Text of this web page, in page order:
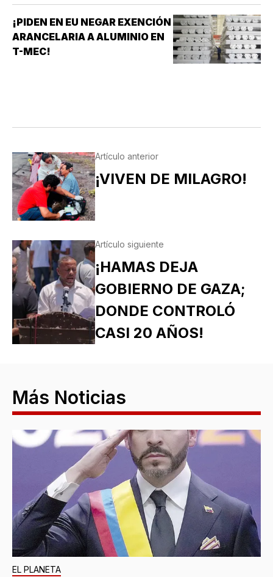
¡PIDEN EN EU NEGAR EXENCIÓN
ARANCELARIA A ALUMINIO EN
T-MEC!
Artículo anterior
¡VIVEN DE MILAGRO!
Artículo siguiente
¡HAMAS DEJA
GOBIERNO DE GAZA;
DONDE CONTROLÓ
CASI 20 AÑOS!
Más Noticias
EL PLANETA